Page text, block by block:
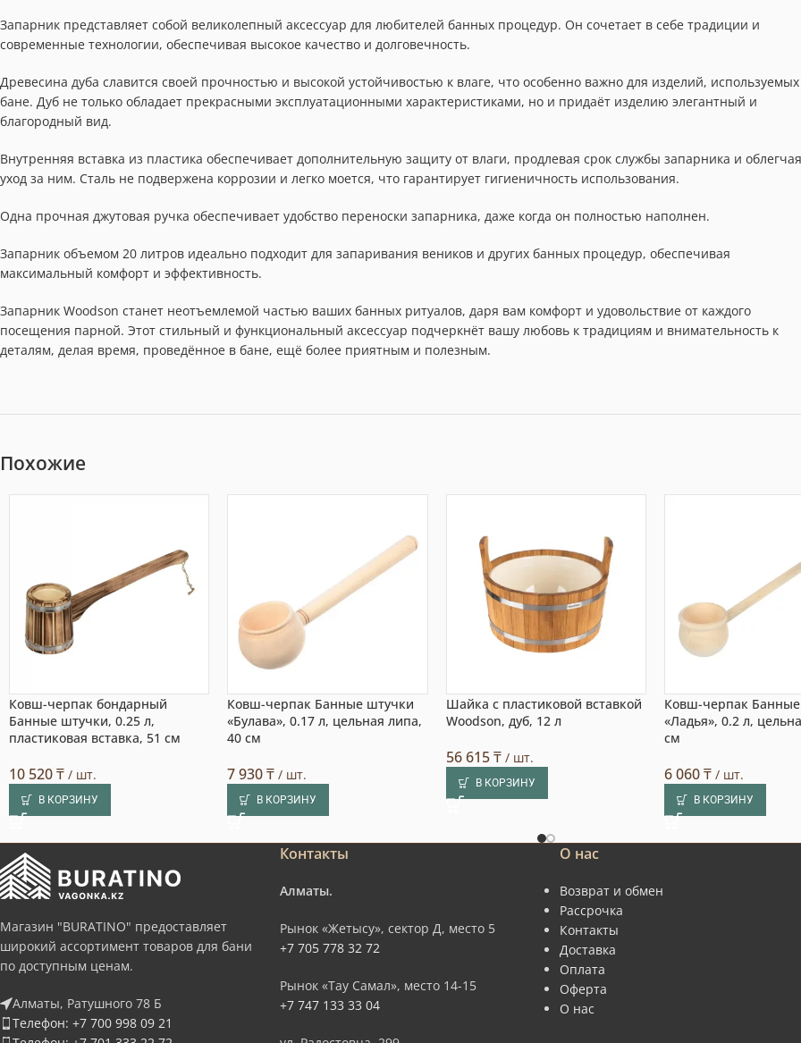
Запарник представляет собой великолепный аксессуар для любителей банных процедур. Он сочетает в себе традиции и
современные технологии, обеспечивая высокое качество и долговечность.
Древесина дуба славится своей прочностью и высокой устойчивостью к влаге, что особенно важно для изделий,
бане. Дуб не только обладает прекрасными эксплуатационными характеристиками, но и придаёт изделию элегантный и
благородный вид.
Внутренняя вставка из пластика обеспечивает дополнительную защиту от влаги, продлевая срок службы запарника и облегчая
уход за ним. Сталь не подвержена коррозии и легко моется, что гарантирует гигиеничность использования.
Одна прочная джутовая ручка обеспечивает удобство переноски запарника, даже когда он полностью наполнен.
Запарник объемом 20 литров идеально подходит для запаривания веников и других банных процедур, обеспечивая
максимальный комфорт и эффективность.
Запарник Woodson станет неотъемлемой частью ваших банных ритуалов, даря вам комфорт и удовольствие от каждого
посещения парной. Этот стильный и функциональный аксессуар подчеркнёт вашу любовь к традициям и внимательность к
деталям, делая время, проведённое в бане, ещё более приятным и полезным.
Похожие
Ковш-черпак бондарный
Банные штучки, 0.25 л,
пластиковая вставка, 51 см
10 520₸ / шт.
В КОРЗИНУ
Ковш-черпак Банные штучки
«Булава», 0.17 л, цельная липа,
40 см
7 930₸ / шт.
В КОРЗИНУ
Шайка с пластиковой вставкой
Woodson, дуб, 12 л
56 615₸/ шт.
В КОРЗИНУ
Ковш-черпак
«Ладья», 0.2 л,
см
6 060₸ / шт.
В КОРЗИНУ
Магазин "BURATINO" предоставляет
широкий ассортимент товаров для бани
по доступным ценам.
Алматы, Ратушного 78 Б
Телефон: +7 700 998 09 21
Контакты
Алматы.
Рынок «Жетысу», сектор Д, место 5
+7 705 778 32 72
Рынок «Тау Самал», место 14-15
+7 747 133 33 04
О нас
Возврат и обмен
Рассрочка
Контакты
Доставка
Оплата
Оферта
О нас